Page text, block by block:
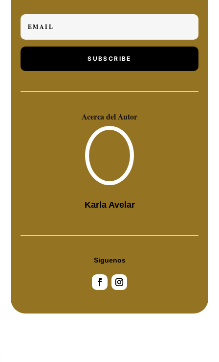
SUBSCRIBE
Acerca del Autor
Karla Avelar
Siguenos